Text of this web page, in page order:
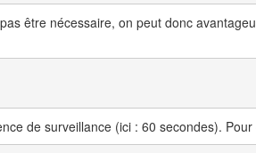
être nécessaire, on peut donc
de surveillance (ici : 60 secondes).